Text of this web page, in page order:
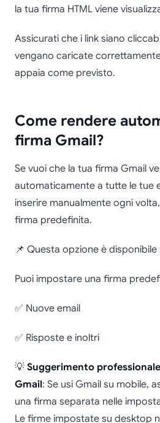
la tua firma HTML viene
Assicurati che i link siano
vengano caricate
appaia come previsto.
Come rendere
firma Gmail?
Se vuoi che la tua firma Gmail
automaticamente a tutte le tue
inserire manualmente ogni
firma predefinita.
📌 Questa opzione è
Puoi impostare una firma
✅ Nuove email
✅ Risposte e inoltri
💡 Suggerimento
Gmail: Se usi Gmail su mobile,
una firma separata nelle
Le firme impostate su desktop